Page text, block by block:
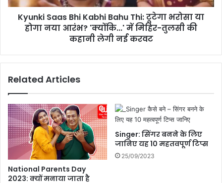
y
ला
ट
स
दि
व
स
ज
हा
a
b
B
a
h
u
i
Kyunki Saas Bhi Kabhi Bahu Thi: टूटेगा भरोसा या
होगा नया आरंभ? 'क्योंकि...' में मिहिर-तुलसी की
कहानी लेगी नई करवट
Related Articles
National Parents Day
2023: क्यों मनाया जाता है
Singer: सिंगर बनने के लिए
जानिए यह 10 महतवपूर्ण टिप्स
25/09/2023